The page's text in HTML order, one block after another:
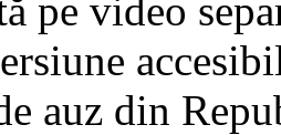
pe video
auz din